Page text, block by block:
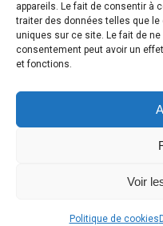
appareils. Le fait de consentir à
traiter des données telles que
uniques sur ce site. Le fait de
consentement peut avoir un
et fonctions.
Voir
Politique de cookies
Envoyer